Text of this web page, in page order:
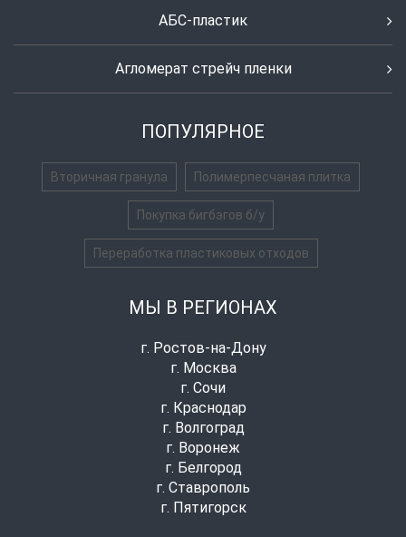
АБС-пластик
Агломерат стрейч пленки
ПОПУЛЯРНОЕ
Вторичная гранула Полимерпесчаная плитка
Покупка бигбэгов б/у
Переработка пластиковых отходов
МЫ В РЕГИОНАХ
г. Ростов-на-Дону
г. Москва
г. Сочи
г. Краснодар
г. Волгоград
г. Воронеж
г. Белгород
г. Ставрополь
г. Пятигорск